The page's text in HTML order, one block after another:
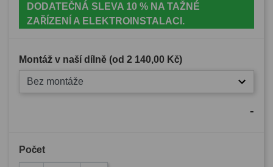
DODATEČNÁ SLEVA 10 % NA TAŽNÉ
ZAŘÍZENÍ A ELEKTROINSTALACI.
Montáž v naší dílně (od 2 140,00 Kč)
Bez montáže
-
Počet